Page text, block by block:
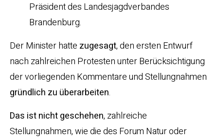
Präsident des Landesjagdverbandes
Brandenburg.
Der Minister hatte zugesagt, den ersten Entwurf
nach zahlreichen Protesten unter Berücksichtigung
der vorliegenden Kommentare und Stellungnahmen
gründlich zu überarbeiten.
Das ist nicht geschehen, zahlreiche
Stellungnahmen, wie die des Forum Natur oder